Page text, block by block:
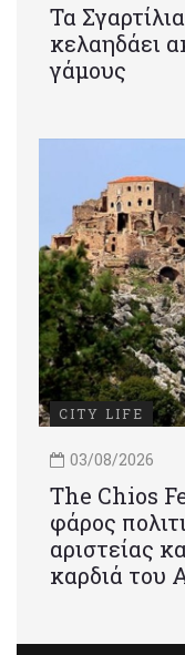
Τα
κελαηδάει
γάμους
CITY LIFE
03/08/2026
Τhe Chios
φάρος
αριστείας
καρδιά του